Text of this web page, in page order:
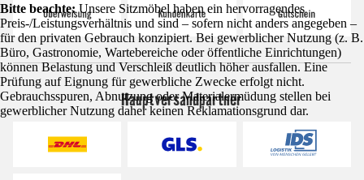
Bitte beachte:Unsere Sitzmöbel haben ein hervorragendes
Preis-/Leistungsverhältnis und sind – sofern nicht anders angegeben –
für den privaten Gebrauch konzipiert. Bei gewerblicher Nutzung (z. B.
Büro, Gastronomie, Wartebereiche oder öffentliche Einrichtungen)
können Belastung und Verschleiß deutlich höher ausfallen. Eine
Prüfung auf Eignung für gewerbliche Zwecke erfolgt nicht.
Gebrauchsspuren, Abnutzung oder Materialermüdung stellen bei
gewerblicher Nutzung daher keinen Reklamationsgrund dar.
Hauptversandpartner